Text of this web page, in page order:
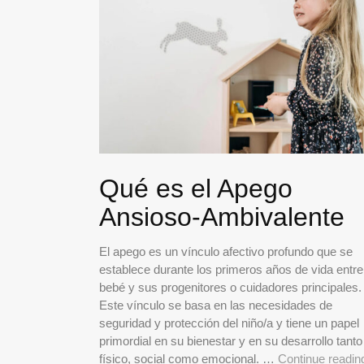
Qué es el Apego
Ansioso-Ambivalente
El apego es un vínculo afectivo profundo que se
establece durante los primeros años de vida
bebé y sus progenitores o cuidadores principales.
Este vínculo se basa en las necesidades de
seguridad y protección del niño/a y tiene un papel
primordial en su bienestar y en su desarrollo tanto
físico, social como emocional. … Continue